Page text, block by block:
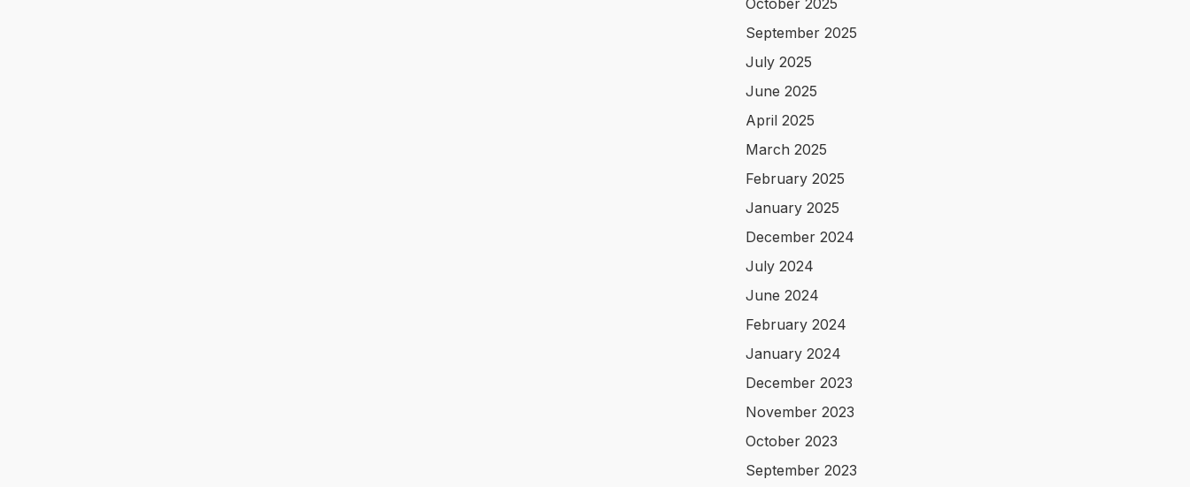
October 2025
September 2025
July 2025
June 2025
April 2025
March 2025
February 2025
January 2025
December 2024
July 2024
June 2024
February 2024
January 2024
December 2023
November 2023
October 2023
September 2023